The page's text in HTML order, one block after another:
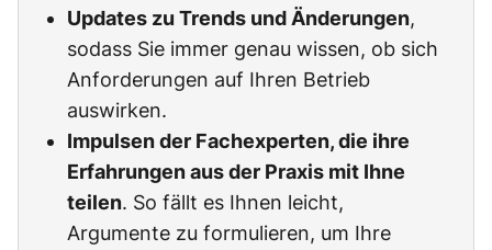
Updates zu Trends und Änderungen,
sodass Sie immer genau wissen, ob sich
Anforderungen auf Ihren Betrieb
auswirken.
Impulsen der Fachexperten, die ihre
Erfahrungen aus der Praxis mit Ihne
teilen. So fällt es Ihnen leicht,
Argumente zu formulieren, um Ihre